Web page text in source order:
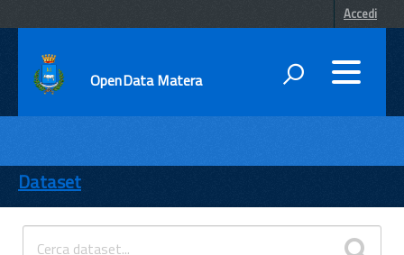
Accedi
OpenData Matera
ENTI
TEMI
INFORMAZIONI
Dataset